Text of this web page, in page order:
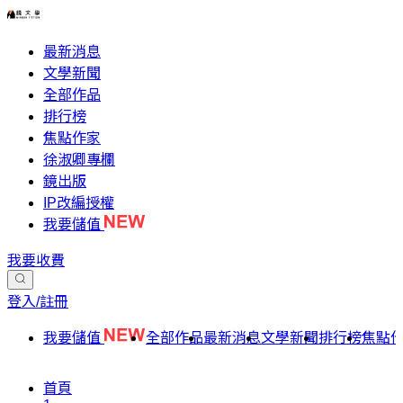
最新消息
文學新聞
全部作品
排行榜
焦點作家
徐淑卿專欄
鏡出版
IP改編授權
我要儲值
我要收費
登入/註冊
我要儲值 全部作品最新消息文學新聞排行榜焦點
首頁